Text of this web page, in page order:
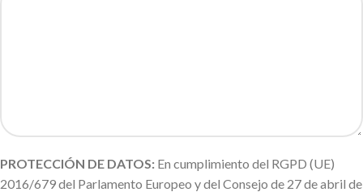
PROTECCIÓN DE DATOS: En cumplimiento del RGPD (UE)
2016/679 del Parlamento Europeo y del Consejo de 27 de abril de